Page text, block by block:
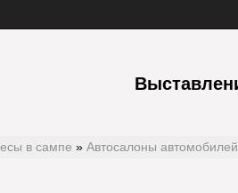
скачанный файл клиента
путь к установленной игре
в сампе »Автосалоны